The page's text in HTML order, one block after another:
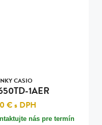
CASIO
1AER
€s DPH
nás pre termín